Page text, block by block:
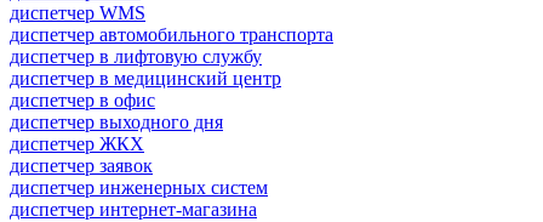
диспетчер WMS
диспетчер автомобильного транспорта
диспетчер в лифтовую службу
диспетчер в медицинский центр
диспетчер в офис
диспетчер выходного дня
диспетчер ЖКХ
диспетчер заявок
диспетчер инженерных систем
диспетчер интернет-магазина